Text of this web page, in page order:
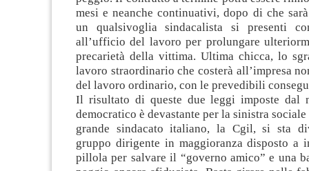
mesi e neanche continuativi, dopo di che
un qualsivoglia sindacalista si presenti
all’ufficio del lavoro per prolungare
precarietà della vittima. Ultima chicca, lo
lavoro straordinario che costerà all’impresa
del lavoro ordinario, con le prevedibili
Il risultato di queste due leggi imposte dal
democratico è devastante per la sinistra
grande sindacato italiano, la Cgil, si sta
gruppo dirigente in maggioranza disposto a
pillola per salvare il “governo amico” e una